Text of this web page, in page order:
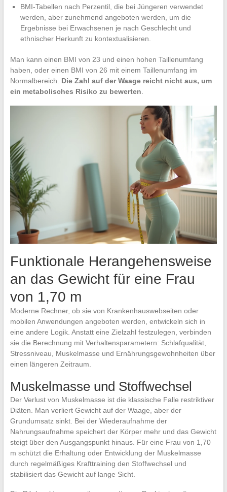
BMI-Tabellen nach Perzentil, die bei Jüngeren verwendet
werden, aber zunehmend angeboten werden, um die
Ergebnisse bei Erwachsenen je nach Geschlecht und
ethnischer Herkunft zu kontextualisieren.
Man kann einen BMI von 23 und einen hohen Taillenumfang
haben, oder einen BMI von 26 mit einem Taillenumfang im
Normalbereich. Die Zahl auf der Waage reicht nicht aus, um
ein metabolisches Risiko zu bewerten
Funktionale Herangehensweise
an das Gewicht für eine Frau
von 1,70 m
Moderne Rechner, ob sie von Krankenhauswebseiten oder
mobilen Anwendungen angeboten werden, entwickeln sich in
eine andere Logik. Anstatt eine Zielzahl festzulegen, verbinden
sie die Berechnung mit Verhaltensparametern: Schlafqualität,
Stressniveau, Muskelmasse und Ernährungsgewohnheiten über
einen längeren Zeitraum.
Muskelmasse und Stoffwechsel
Der Verlust von Muskelmasse ist die klassische Falle restriktiver
Diäten. Man verliert Gewicht auf der Waage, aber der
Grundumsatz sinkt. Bei der Wiederaufnahme der
Nahrungsaufnahme speichert der Körper mehr und das Gewicht
steigt über den Ausgangspunkt hinaus. Für eine Frau von 1,70
m schützt die Erhaltung oder Entwicklung der Muskelmasse
durch regelmäßiges Krafttraining den Stoffwechsel und
stabilisiert das Gewicht auf lange Sicht.